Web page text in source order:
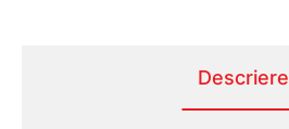
Descriere